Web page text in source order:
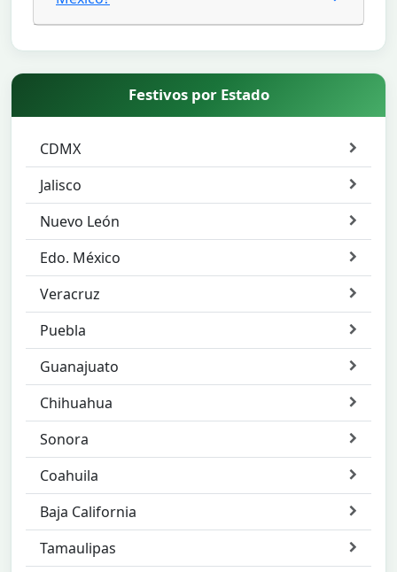
Festivos por Estado
CDMX
Jalisco
Nuevo León
Edo. México
Veracruz
Puebla
Guanajuato
Chihuahua
Sonora
Coahuila
Baja California
Tamaulipas